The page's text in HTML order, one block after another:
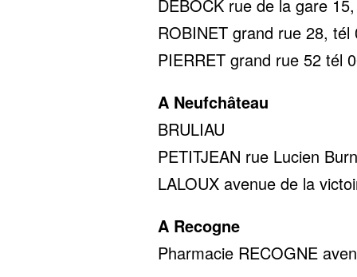
DEBOCK rue de la gare
ROBINET grand rue 28, tél
PIERRET grand rue 52 tél
A Neufchâteau
BRULIAU tél
PETITJEAN rue Lucien
LALOUX avenue de la
A Recogne
Pharmacie RECOGNE